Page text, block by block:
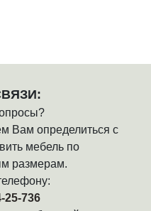
Вам определиться с
мебель по
размерам.
25-736